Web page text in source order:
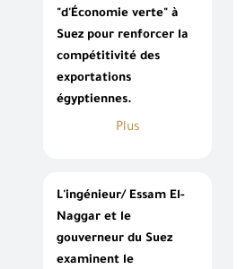
"d'Économie verte" à
Suez pour renforcer la
compétitivité des
exportations
égyptiennes.
Plus
L'ingénieur/ Essam El-
Naggar et le
gouverneur du Suez
examinent le